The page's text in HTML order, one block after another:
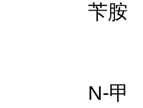
苄胺
N-甲